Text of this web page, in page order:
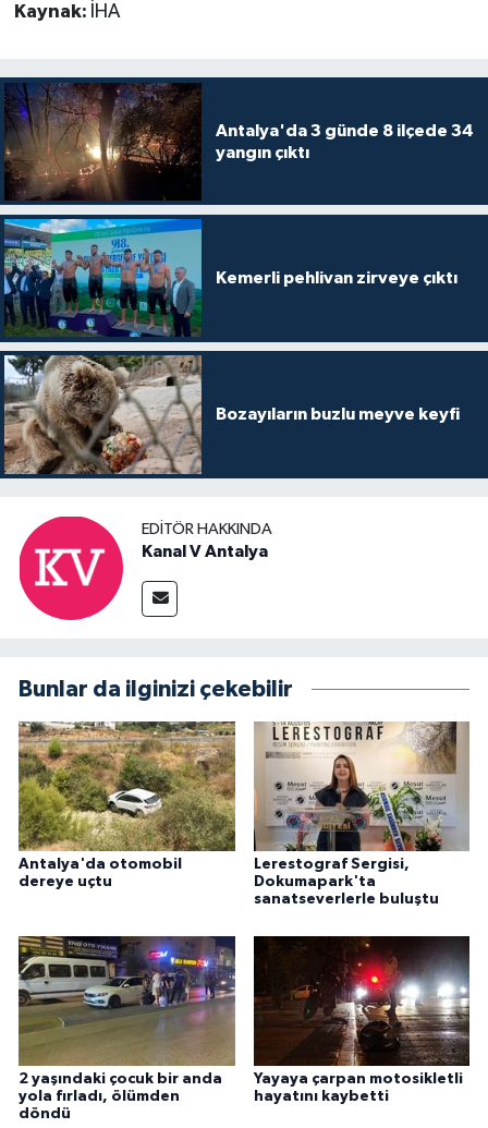
Kaynak: İHA
Antalya'da 3 günde 8 ilçede 34
yangın çıktı
Kemerli pehlivan zirveye çıktı
Bozayıların buzlu meyve keyfi
EDITÖR HAKKINDA
Kanal V Antalya
Bunlar da ilginizi çekebilir
Antalya'da otomobil
dereye uçtu
Lerestograf Sergisi,
Dokumapark'ta
sanatseverlerle buluştu
2 yaşındaki çocuk bir anda
yola fırladı, ölümden
döndü
Yayaya çarpan motosikletli
hayatını kaybetti
Yaşam